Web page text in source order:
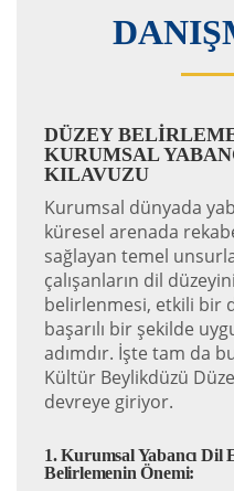
DÜZEY
KURUMSAL
KILAVUZU
Kurumsal dünyada
küresel arenada
sağlayan temel
çalışanların dil
belirlenmesi, etkili bir
başarılı bir şekilde
adımdır. İşte tam da
Kültür Beylikdüzü
devreye giriyor.
1. Kurumsal Yabancı Dil
Belirlemenin Önemi: